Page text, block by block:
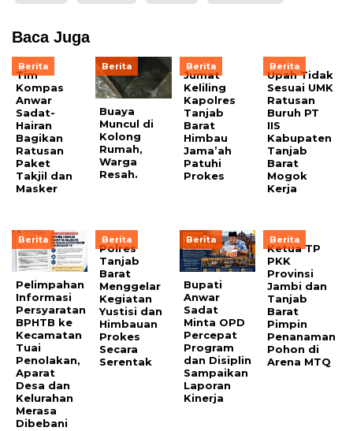
Baca Juga
Berita
Tim
Kompas
Anwar
Sadat-
Hairan
Bagikan
Ratusan
Paket
Takjil dan
Masker
Berita
Buaya
Muncul di
Kolong
Rumah,
Warga
Resah.
Berita
Jumat
Keliling
Kapolres
Tanjab
Barat
Himbau
Jama’ah
Patuhi
Prokes
Berita
Upah Tidak
Sesuai UMK
Ratusan
Buruh PT
IIS
Kabupaten
Tanjab
Barat
Mogok
Kerja
Berita
Pelimpahan
Informasi
Persyaratan
BPHTB ke
Kecamatan
Tuai
Penolakan,
Aparat
Desa dan
Kelurahan
Merasa
Dibebani
Berita
Polres
Tanjab
Barat
Menggelar
Kegiatan
Yustisi dan
Himbauan
Prokes
Secara
Serentak
Berita
Bupati
Anwar
Sadat
Minta OPD
Percepat
Program
dan Disiplin
Sampaikan
Laporan
Kinerja
Berita
Ketua TP
PKK
Provinsi
Jambi dan
Tanjab
Barat
Pimpin
Penanaman
Pohon di
Arena MTQ